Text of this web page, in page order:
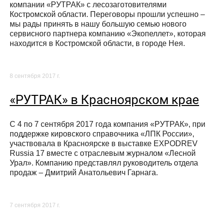
компании «РУТРАК» с лесозаготовителями
Костромской области. Переговоры прошли успешно –
мы рады принять в нашу большую семью нового
сервисного партнера компанию «Экопеллет», которая
находится в Костромской области, в городе Нея.
8 сентября 2017 г.
«РУТРАК» в Красноярском крае
С 4 по 7 сентября 2017 года компания «РУТРАК», при
поддержке кировского справочника «ЛПК России»,
участвовала в Красноярске в выставке EXPODREV
Russia 17 вместе с отраслевым журналом «Лесной
Урал». Компанию представлял руководитель отдела
продаж – Дмитрий Анатольевич Гарнага.
7 сентября 2017 г.